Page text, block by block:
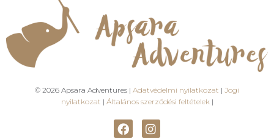
© 2026 Apsara Adventures | Adatvédelmi nyilatkozat | Jogi
nyilatkozat | Általános szerződési feltételek |